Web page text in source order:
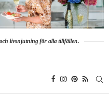
livsnjutning för alla tillfällen.